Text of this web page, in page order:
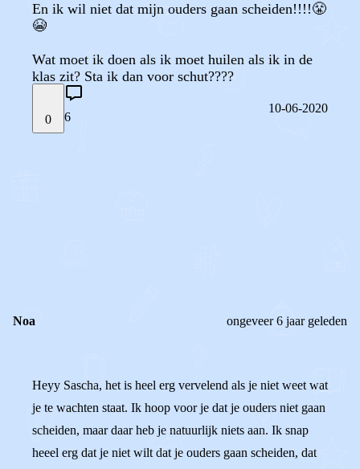
En ik wil niet dat mijn ouders gaan scheiden!!!!😤
😭
Wat moet ik doen als ik moet huilen als ik in de
klas zit? Sta ik dan voor schut????
0 6
10-06-2020
Noa ongeveer 6 jaar geleden
Heyy Sascha, het is heel erg vervelend als je niet weet wat
je te wachten staat. Ik hoop voor je dat je ouders niet gaan
scheiden, maar daar heb je natuurlijk niets aan. Ik snap
heeel erg dat je niet wilt dat je ouders gaan scheiden, dat